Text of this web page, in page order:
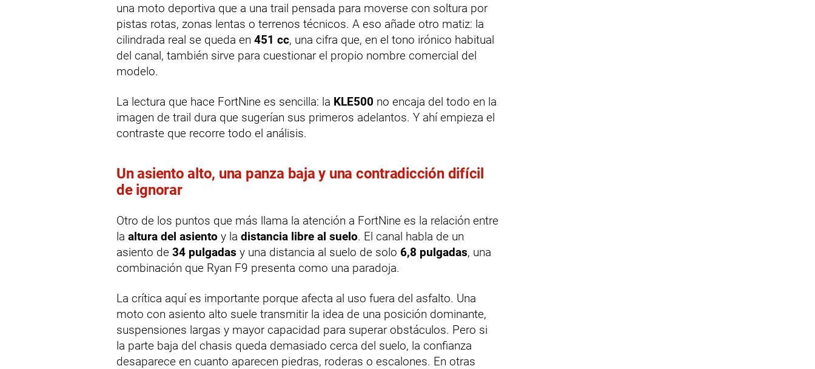
una moto deportiva que a una trail pensada para moverse con soltura por
pistas rotas, zonas lentas o terrenos técnicos. A eso añade otro matiz: la
cilindrada real se queda en 451 cc, una cifra que, en el tono irónico habitual
del canal, también sirve para cuestionar el propio nombre comercial del
modelo.
La lectura que hace FortNine es sencilla: la KLE500 no encaja del todo en la
imagen de trail dura que sugerían sus primeros adelantos. Y ahí empieza el
contraste que recorre todo el análisis.
Un asiento alto, una panza baja y una contradicción difícil
de ignorar
Otro de los puntos que más llama la atención a FortNine es la relación entre
la altura del asiento y la distancia libre al suelo. El canal habla de un
asiento de 34 pulgadas y una distancia al suelo de solo 6,8 pulgadas, una
combinación que Ryan F9 presenta como una paradoja.
La crítica aquí es importante porque afecta al uso fuera del asfalto. Una
moto con asiento alto suele transmitir la idea de una posición dominante,
suspensiones largas y mayor capacidad para superar obstáculos. Pero si
la parte baja del chasis queda demasiado cerca del suelo, la confianza
desaparece en cuanto aparecen piedras, roderas o escalones. En otras